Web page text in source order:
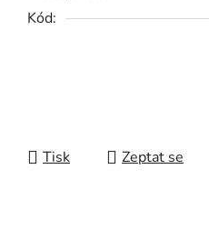
Kód:
Tisk Zeptat se